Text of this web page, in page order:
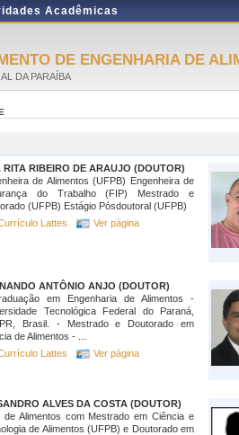
Acadêmicas
DE ENGENHARIA DE
DA PARAÍBA
RITA RIBEIRO DE ARAUJO (DOUTOR)
de Alimentos (UFPB) Engenheira de
do Trabalho (FIP) Mestrado e
(UFPB) Estágio Pósdoutoral (UFPB)
Lattes
Ver página
ANTÔNIO ANJO (DOUTOR)
em Engenharia de Alimentos -
Tecnológica Federal do Paraná,
Brasil. - Mestrado e Doutorado em
de Alimentos - ...
Lattes
Ver página
ALVES DA COSTA (DOUTOR)
de Alimentos com Mestrado em Ciência e
de Alimentos (UFPB) e Doutorado em